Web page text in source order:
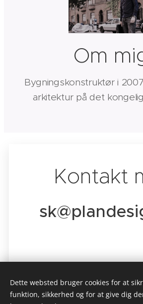
Om
Bygningskonstruktør i
arkitektur på det
Kontakt
Dette websted bruger cookies for at
funktion, sikkerhed og for at give dig